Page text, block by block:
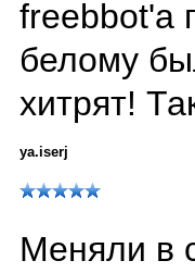
freebbot'а
белому
хитрят!
ya.iserj
Меняли в